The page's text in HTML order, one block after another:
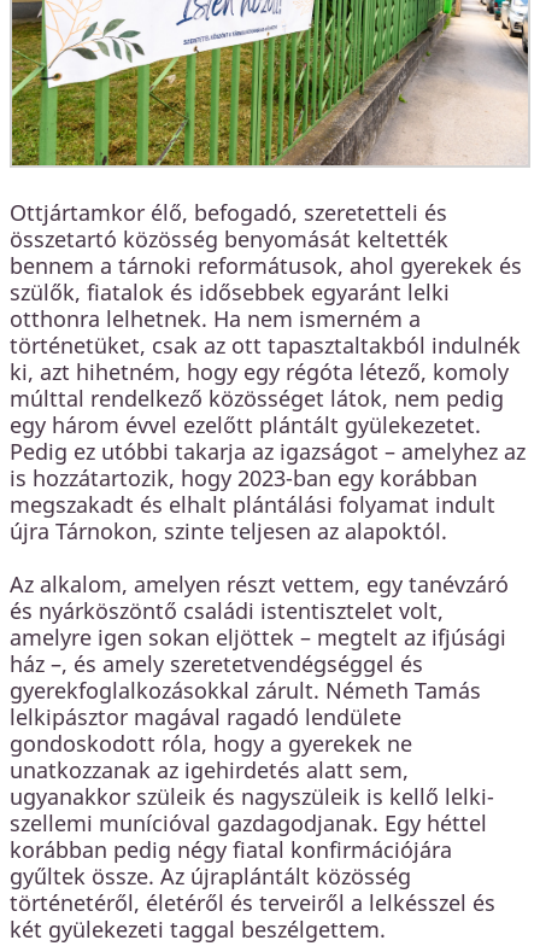
Ottjártamkor élő, befogadó, szeretetteli és
összetartó közösség benyomását keltették
bennem a tárnoki reformátusok, ahol gyerekek és
szülők, fiatalok és idősebbek egyaránt lelki
otthonra lelhetnek. Ha nem ismerném a
történetüket, csak az ott tapasztaltakból indulnék
ki, azt hihetném, hogy egy régóta létező, komoly
múlttal rendelkező közösséget látok, nem pedig
egy három évvel ezelőtt plántált gyülekezetet.
Pedig ez utóbbi takarja az igazságot – amelyhez az
is hozzátartozik, hogy 2023-ban egy korábban
megszakadt és elhalt plántálási folyamat indult
újra Tárnokon, szinte teljesen az alapoktól.
Az alkalom, amelyen részt vettem, egy tanévzáró
és nyárköszöntő családi istentisztelet volt,
amelyre igen sokan eljöttek – megtelt az ifjúsági
ház –, és amely szeretetvendégséggel és
gyerekfoglalkozásokkal zárult. Németh Tamás
lelkipásztor magával ragadó lendülete
gondoskodott róla, hogy a gyerekek ne
unatkozzanak az igehirdetés alatt sem,
ugyanakkor szüleik és nagyszüleik is kellő lelki-
szellemi munícióval gazdagodjanak. Egy héttel
korábban pedig négy fiatal konfirmációjára
gyűltek össze. Az újraplántált közösség
történetéről, életéről és terveiről a lelkésszel és
két gyülekezeti taggal beszélgettem.